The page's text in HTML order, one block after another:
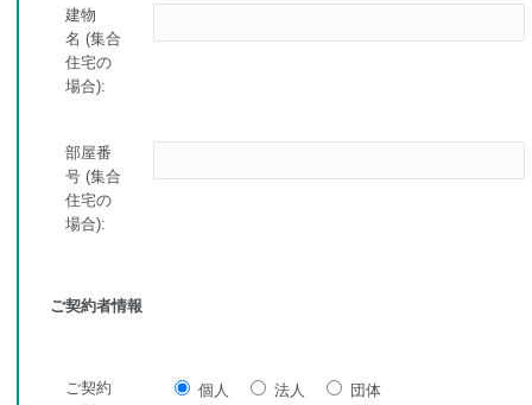
建物
名 (集合
住宅の
場合):
部屋番
号 (集合
住宅の
場合):
ご契約者情報
ご契約
個人 法人 団体